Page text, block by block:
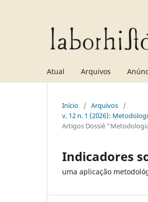
Atual Arquivos
Início / Arquivos
/
v. 12 n. 1 (2026):
Artigos Dossiê
Indicadores
uma aplicação